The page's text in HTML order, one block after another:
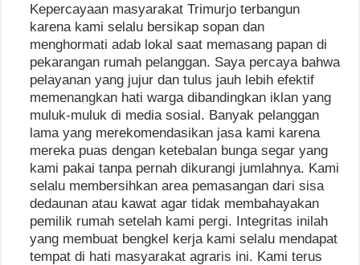
Kepercayaan masyarakat Trimurjo terbangun
karena kami selalu bersikap sopan dan
menghormati adab lokal saat memasang papan di
pekarangan rumah pelanggan. Saya percaya bahwa
pelayanan yang jujur dan tulus jauh lebih efektif
memenangkan hati warga dibandingkan iklan yang
muluk-muluk di media sosial. Banyak pelanggan
lama yang merekomendasikan jasa kami karena
mereka puas dengan ketebalan bunga segar yang
kami pakai tanpa pernah dikurangi jumlahnya. Kami
selalu membersihkan area pemasangan dari sisa
dedaunan atau kawat agar tidak membahayakan
pemilik rumah setelah kami pergi. Integritas inilah
yang membuat bengkel kerja kami selalu mendapat
tempat di hati masyarakat agraris ini. Kami terus